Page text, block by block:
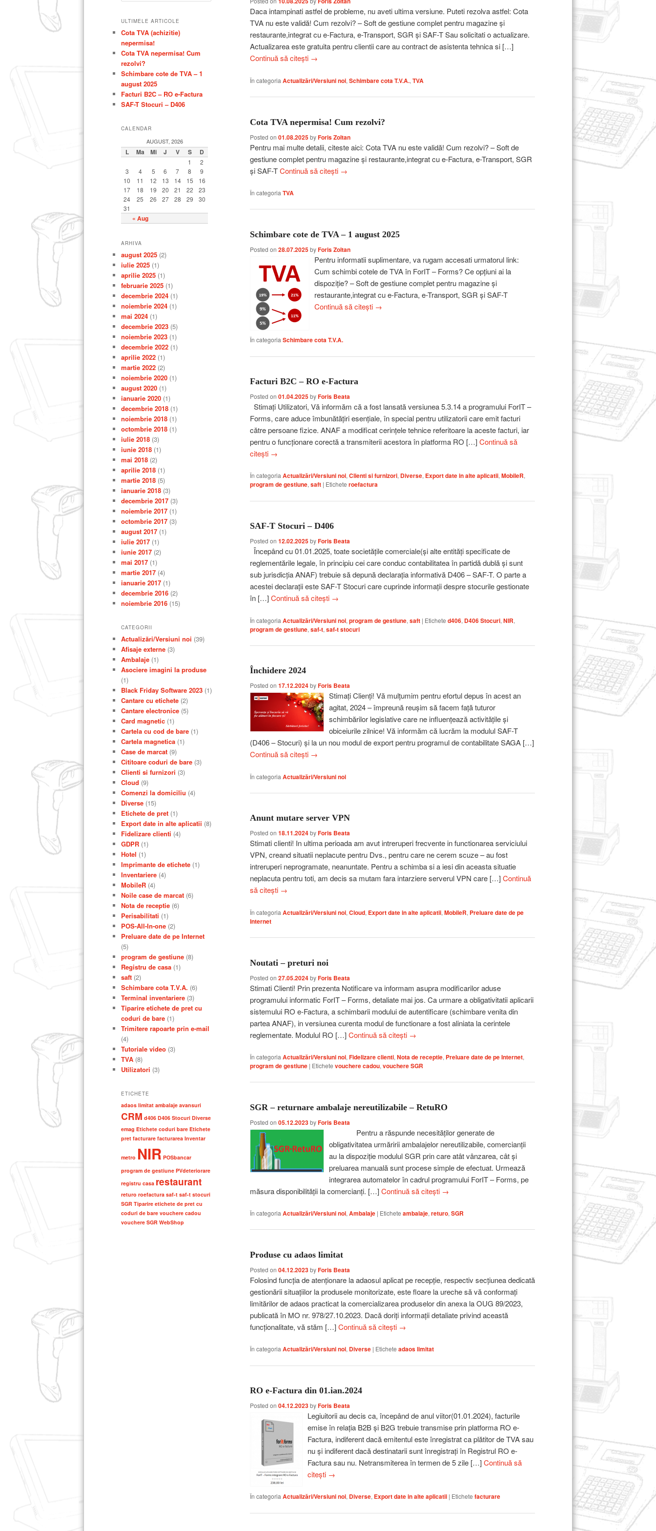
principal
secundar
Daca intampinati astfel de probleme, nu aveti ultima versiune. Puteti rezolva astfel: Cota
TVA nu este validă! Cum rezolvi? – Soft de gestiune complet pentru magazine și
restaurante,integrat cu e-Factura, e-Transport, SGR și SAF-T Sau solicitati o actualizare.
Actualizarea este gratuita pentru clientii care au contract de asistenta tehnica si […]
Continuă să citești →
În categoria Actualizări/Versiuni noi, Schimbare cota T.V.A., TVA
Cota TVA nepermisa! Cum rezolvi?
Posted on 01.08.2025byForis Zoltan
Pentru mai multe detalii, citeste aici: Cota TVA nu este validă! Cum rezolvi? – Soft de
gestiune complet pentru magazine și restaurante,integrat cu e-Factura, e-Transport, SGR
și SAF-TContinuă să citești →
În categoria TVA
Schimbare cote de TVA – 1 august 2025
Posted on 28.07.2025byForis Zoltan
Pentru informatii suplimentare, va rugam accesati urmatorul link:
Cum schimbi cotele de TVA în ForIT – Forms? Ce opțiuni ai la
dispoziție? – Soft de gestiune complet pentru magazine și
restaurante,integrat cu e-Factura, e-Transport, SGR și SAF-T
Continuă să citești →
În categoria Schimbare cota T.V.A.
Facturi B2C – RO e-Factura
Posted on 01.04.2025byForis Beata
Stimați Utilizatori, Vă informăm că a fost lansată versiunea 5.3.14 a programului ForIT –
Forms, care aduce îmbunătățiri esențiale, în special pentru utilizatorii care emit facturi
către persoane fizice. ANAF a modificat cerințele tehnice referitoare la aceste facturi, iar
pentru o funcționare corectă a transmiterii acestora în platforma RO […]Continuă să
citești →
În categoria Actualizări/Versiuni noi, Clienti si furnizori, Diverse, Export date in alte aplicatii, MobileR,
program de gestiune, saft | Etichete roefactura
SAF-T Stocuri – D406
Posted on 12.02.2025byForis Beata
Începând cu 01.01.2025, toate societățile comerciale(și alte entități specificate de
reglementările legale, în principiu cei care conduc contabilitatea în partidă dublă și sunt
sub jurisdicția ANAF) trebuie să depună declarația informativă D406 – SAF-T. O parte a
acestei declarații este SAF-T Stocuri care cuprinde informații despre stocurile gestionate
în […]Continuă să citești →
În categoria Actualizări/Versiuni noi, program de gestiune, saft | Etichete d406, D406 Stocuri, NIR,
program de gestiune, saf-t, saf-t stocuri
Închidere 2024
Posted on 17.12.2024byForis Beata
Stimați Clienți! Vă mulțumim pentru efortul depus în acest an
agitat, 2024 – împreună reușim să facem față tuturor
schimbărilor legislative care ne influențează activitățile și
obiceiurile zilnice! Vă informăm că lucrăm la modulul SAF-T
(D406 – Stocuri) și la un nou modul de export pentru programul de contabilitate SAGA […]
Continuă să citești →
În categoria Actualizări/Versiuni noi
Anunt mutare server VPN
Posted on 18.11.2024byForis Beata
Stimati clienti! In ultima perioada am avut intreruperi frecvente in functionarea serviciului
VPN, creand situatii neplacute pentru Dvs., pentru care ne cerem scuze – au fost
intreruperi neprogramate, neanuntate. Pentru a schimba si a iesi din aceasta situatie
neplacuta pentru toti, am decis sa mutam fara intarziere serverul VPN care […]Continuă
să citești →
În categoria Actualizări/Versiuni noi, Cloud, Export date in alte aplicatii, MobileR, Preluare date de pe
Internet
Noutati – preturi noi
Posted on 27.05.2024byForis Beata
Stimati Clienti! Prin prezenta Notificare va informam asupra modificarilor aduse
programului informatic ForIT – Forms, detaliate mai jos. Ca urmare a obligativitatii aplicarii
sistemului RO e-Factura, a schimbarii modului de autentificare (schimbare venita din
partea ANAF), in versiunea curenta modul de functionare a fost aliniata la cerintele
reglementate. Modulul RO […]Continuă să citești →
În categoria Actualizări/Versiuni noi, Fidelizare clienti, Nota de receptie, Preluare date de pe Internet,
program de gestiune | Etichete vouchere cadou, vouchere SGR
SGR – returnare ambalaje nereutilizabile – RetuRO
Posted on 05.12.2023byForis Beata
Pentru a răspunde necesităților generate de
obligativitatea urmăririi ambalajelor nereutilizabile, comercianții
au la dispoziție modulul SGR prin care atât vânzarea, cât și
preluarea manuală sunt procese simple de efectuat. Urmează
integrarea automatelor în cadrul programului ForIT – Forms, pe
măsura disponibilității la comercianți. […]Continuă să citești →
În categoria Actualizări/Versiuni noi, Ambalaje | Etichete ambalaje, returo, SGR
Produse cu adaos limitat
Posted on 04.12.2023byForis Beata
Folosind funcția de atenționare la adaosul aplicat pe recepție, respectiv secțiunea dedicată
gestionării situațiilor la produsele monitorizate, este floare la ureche să vă conformați
limitărilor de adaos practicat la comercializarea produselor din anexa la OUG 89/2023,
publicată în MO nr. 978/27.10.2023. Dacă doriți informații detaliate privind această
funcționalitate, vă stăm […]Continuă să citești →
În categoria Actualizări/Versiuni noi, Diverse | Etichete adaos limitat
RO e-Factura din 01.ian.2024
Posted on 04.12.2023byForis Beata
Legiuitorii au decis ca, începând de anul viitor(01.01.2024), facturile
emise în relația B2B și B2G trebuie transmise prin platforma RO e-
Factura, indiferent dacă emitentul este înregistrat ca plătitor de TVA sau
nu și indiferent dacă destinatarii sunt înregistrați în Registrul RO e-
Factura sau nu. Netransmiterea în termen de 5 zile […]Continuă să
citești →
În categoria Actualizări/Versiuni noi, Diverse, Export date in alte aplicatii | Etichete facturare
tULTIMELE ARTICOLE
Cota TVA (achizitie)
nepermisa!
Cota TVA nepermisa! Cum
rezolvi?
Schimbare cote de TVA – 1
august 2025
Facturi B2C – RO e-Factura
SAF-T Stocuri – D406
CALENDAR
AUGUST, 2026
L Ma Mi J V S D
« Aug
1
2
3
4 5 6 7 8
9
10
11 12 13 14 15
16
17
18 19 20 21 22
23
24
25 26 27 28 29
30
31
ARHIVA
august 2025 (2)
iulie 2025 (1)
aprilie 2025 (1)
februarie 2025 (1)
decembrie 2024 (1)
noiembrie 2024 (1)
mai 2024 (1)
decembrie 2023 (5)
noiembrie 2023 (1)
decembrie 2022 (1)
aprilie 2022 (1)
martie 2022 (2)
noiembrie 2020 (1)
august 2020 (1)
ianuarie 2020 (1)
decembrie 2018 (1)
noiembrie 2018 (1)
octombrie 2018 (1)
iulie 2018 (3)
iunie 2018 (1)
mai 2018 (2)
aprilie 2018 (1)
martie 2018 (5)
ianuarie 2018 (3)
decembrie 2017 (3)
noiembrie 2017 (1)
octombrie 2017 (3)
august 2017 (1)
iulie 2017 (1)
iunie 2017 (2)
mai 2017 (1)
martie 2017 (4)
ianuarie 2017 (1)
decembrie 2016 (2)
noiembrie 2016 (15)
CATEGORII
Actualizări/Versiuni noi (39)
Afisaje externe (3)
Ambalaje (1)
Asociere imagini la produse
(1)
Black Friday Software 2023 (1)
Cantare cu etichete (2)
Cantare electronice (5)
Card magnetic (1)
Cartela cu cod de bare (1)
Cartela magnetica (1)
Case de marcat (9)
Cititoare coduri de bare (3)
Clienti si furnizori (3)
Cloud (9)
Comenzi la domiciliu (4)
Diverse (15)
Etichete de pret (1)
Export date in alte aplicatii (8)
Fidelizare clienti (4)
GDPR (1)
Hotel (1)
Imprimante de etichete (1)
Inventariere (4)
MobileR (4)
Noile case de marcat (6)
Nota de receptie (6)
Perisabilitati (1)
POS-All-In-one (2)
Preluare date de pe Internet
(5)
program de gestiune (8)
Registru de casa (1)
saft (2)
Schimbare cota T.V.A. (6)
Terminal inventariere (3)
Tiparire etichete de pret cu
coduri de bare (1)
Trimitere rapoarte prin e-mail
(4)
Tutoriale video (3)
TVA (8)
Utilizatori (3)
ETICHETE
adaos limitat ambalaje avansuri
CRM d406 D406 Stocuri Diverse
emag Etichete coduri bare Etichete
pret facturare facturarea Inventar
metro NIR POSbancar
program de gestiune PVdeteriorare
registru casa restaurant
returo roefactura saf-t saf-t stocuri
SGR Tiparire etichete de pret cu
coduri de bare vouchere cadou
vouchere SGR WebShop